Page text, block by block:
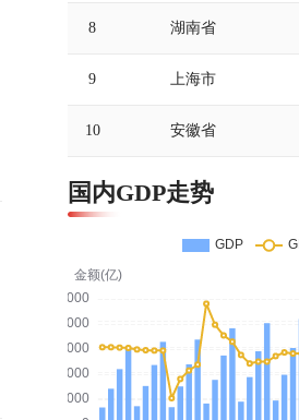
8 湖南省
9 上海市
10 安徽省
国内GDP走势